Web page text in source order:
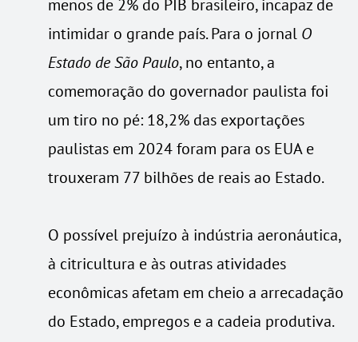
menos de 2% do PIB brasileiro, incapaz de
intimidar o grande país. Para o jornal O
Estado de São Paulo, no entanto, a
comemoração do governador paulista foi
um tiro no pé: 18,2% das exportações
paulistas em 2024 foram para os EUA e
trouxeram 77 bilhões de reais ao Estado.
O possível prejuízo à indústria aeronáutica,
à citricultura e às outras atividades
econômicas afetam em cheio a arrecadação
do Estado, empregos e a cadeia produtiva.